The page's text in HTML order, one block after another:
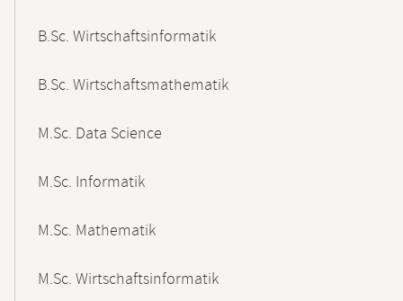
B.Sc. Wirtschaftsinformatik
B.Sc. Wirtschaftsmathematik
M.Sc. Data Science
M.Sc. Informatik
M.Sc. Mathematik
M.Sc. Wirtschaftsinformatik